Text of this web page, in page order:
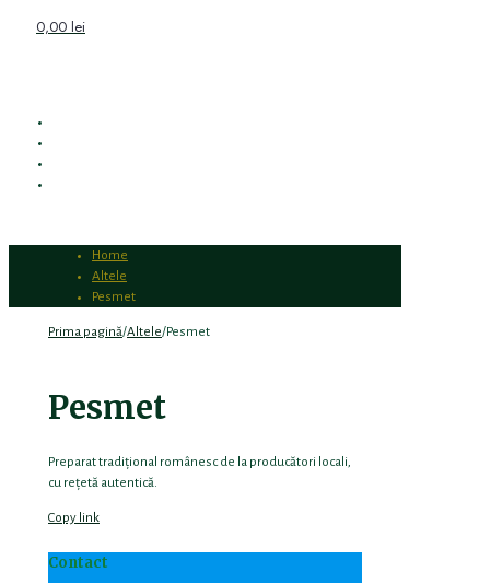
0,00 lei
Home
Altele
Pesmet
Prima pagină/Altele/Pesmet
Pesmet
Preparat tradițional românesc de la producători locali,
cu rețetă autentică.
Copy link
Contact